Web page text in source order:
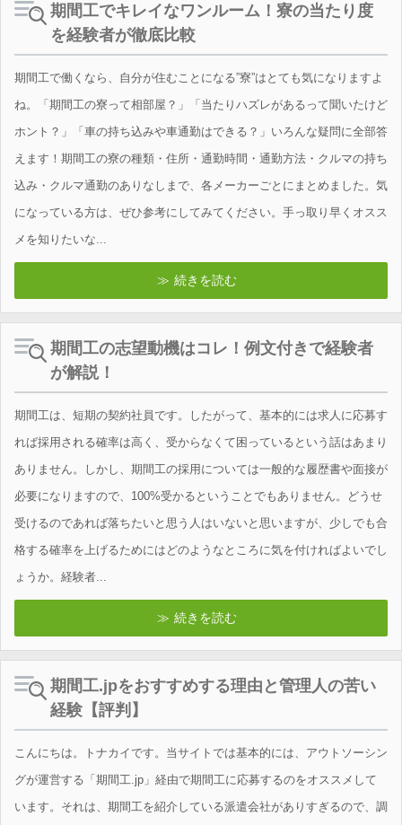
期間工でキレイなワンルーム！寮の当たり度
を経験者が徹底比較
期間工で働くなら、自分が住むことになる”寮”はとても気になりますよ
ね。「期間工の寮って相部屋？」「当たりハズレがあるって聞いたけど
ホント？」「車の持ち込みや車通勤はできる？」いろんな疑問に全部答
えます！期間工の寮の種類・住所・通勤時間・通勤方法・クルマの持ち
込み・クルマ通勤のありなしまで、各メーカーごとにまとめました。気
になっている方は、ぜひ参考にしてみてください。手っ取り早くオスス
メを知りたいな...
続きを読む
期間工の志望動機はコレ！例文付きで経験者
が解説！
期間工は、短期の契約社員です。したがって、基本的には求人に応募す
れば採用される確率は高く、受からなくて困っているという話はあまり
ありません。しかし、期間工の採用については一般的な履歴書や面接が
必要になりますので、100%受かるということでもありません。どうせ
受けるのであれば落ちたいと思う人はいないと思いますが、少しでも合
格する確率を上げるためにはどのようなところに気を付ければよいでし
ょうか。経験者...
続きを読む
期間工.jpをおすすめする理由と管理人の苦い
経験【評判】
こんにちは。トナカイです。当サイトでは基本的には、アウトソーシン
グが運営する「期間工.jp」経由で期間工に応募するのをオススメして
います。それは、期間工を紹介している派遣会社がありすぎるので、調